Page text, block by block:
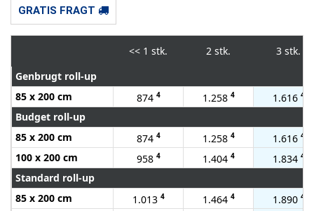
GRATIS FRAGT
<< 1 stk. 2 stk.
3 stk.
Genbrugt roll-up
85 x 200 cm
874 4 1.258 4 1.616 4
Budget roll-up
85 x 200 cm
874 4 1.258 4 1.616 4
100 x 200 cm 958 4 1.404 4 1.834 4
Standard roll-up
85 x 200 cm
1.013 4 1.464 4 1.890 4